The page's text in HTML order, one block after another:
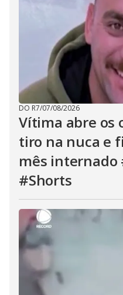
DO R7/07/08/2026
Vítima abre os
tiro na nuca e
mês internado
#Shorts